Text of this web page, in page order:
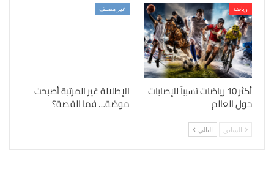
رياضة
أكثر 10 رياضات تسبباً للإصابات
حول العالم
غير مصنف
الإطلالة غير المرتبة أصبحت
موضة… فما القصة؟
السابق التالي